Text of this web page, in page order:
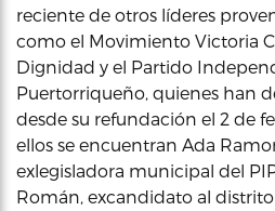
reciente de otros líderes
como el Movimiento Victoria
Dignidad y el Partido
Puertorriqueño, quienes han
desde su refundación el 2 de
ellos se encuentran Ada
exlegisladora municipal del
Román, excandidato al distrito